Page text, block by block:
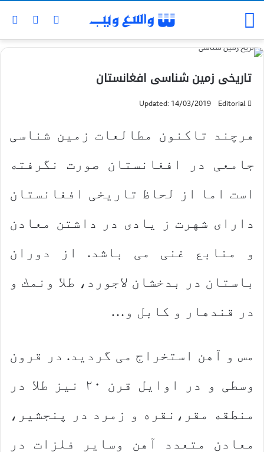
تاریخی زمین شناسی افغانستان
Editorial
Updated: 14/03/2019
هرچند تاكنون مطالعات زمین شناسی
جامعی در افغانستان صورت نگرفته
است اما از لحاظ تاریخی افغانستان
دارای شهرت ز یادی در داشتن معادن
و منابع غنی می باشد. از دوران
باستان در بدخشان لاجورد، طلا ونمك و
در قندهار و كابل و…
مس و آهن استخراج می گردید. در قرون
وسطی و در اوایل قرن ۲۰ نیز طلا در
منطقه مقر،نقره و زمرد در پنجشیر،
معادن متعدد آهن وسایر فلزات در